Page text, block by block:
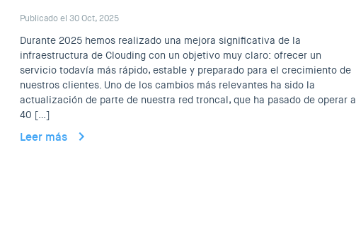
Publicado el 30 Oct, 2025
Durante 2025 hemos realizado una mejora significativa de la
infraestructura de Clouding con un objetivo muy claro: ofrecer un
servicio todavía más rápido, estable y preparado para el crecimiento de
nuestros clientes. Uno de los cambios más relevantes ha sido la
actualización de parte de nuestra red troncal, que ha pasado de operar a
40 […]
Leer más